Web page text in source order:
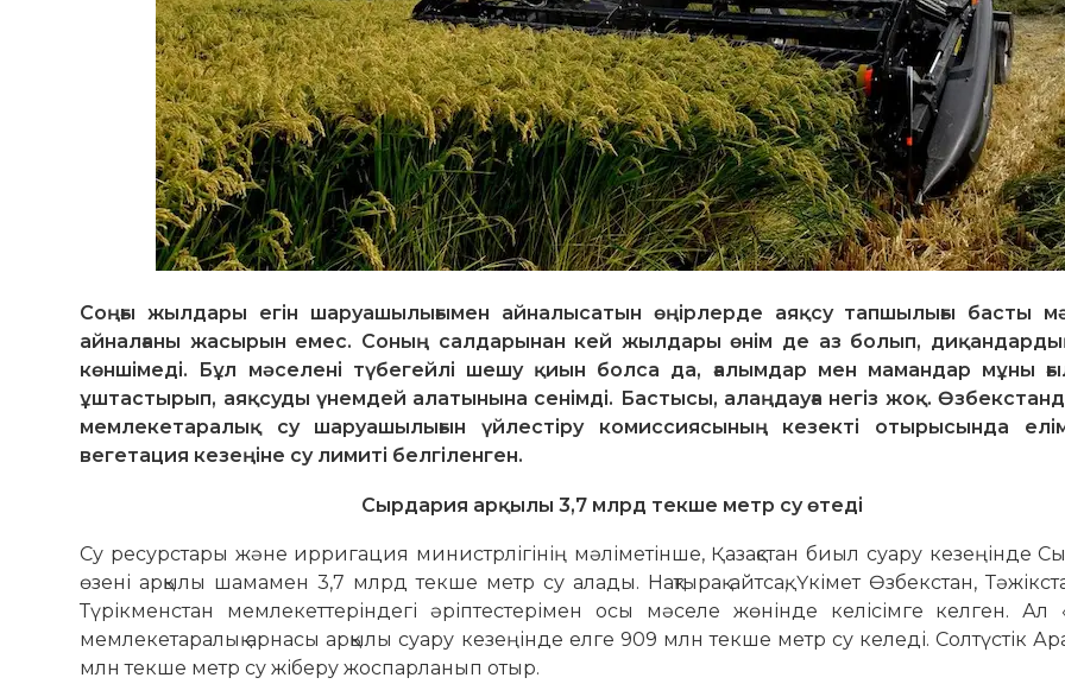
Соңғы жылдары егін шаруашылығымен айналысатын өңірлерде аяқсу тапшылығы басты
айналғаны жасырын емес. Соның салдарынан кей жылдары өнім де аз болып, диқандардың
көншімеді. Бұл мәселені түбегейлі шешу қиын болса да, ғалымдар мен мамандар мұны
ұштастырып, аяқсуды үнемдей алатынына сенімді. Бастысы, алаңдауға негіз жоқ.
мемлекетаралық су шаруашылығын үйлестіру комиссиясының кезекті отырысында
вегетация кезеңіне су лимиті белгіленген.
Сырдария арқылы 3,7 млрд текше метр су өтеді
Су ресурстары және ирригация министрлігінің мәліметінше, Қазақстан биыл суару кезеңінде
өзені арқылы шамамен 3,7 млрд текше метр су алады. Нақтырақ айтсақ, Үкімет Өзбек­стан,
Түрікменстан мем­­лекеттеріндегі әріптестерімен осы мәселе жө­нінде келісімге келген. Ал
мемлекетаралық арнасы ар­қы­лы суару ке­зеңінде елге 909 млн текше метр су келеді. Солтүстік
млн текше метр су жіберу жос­пар­ланып отыр.